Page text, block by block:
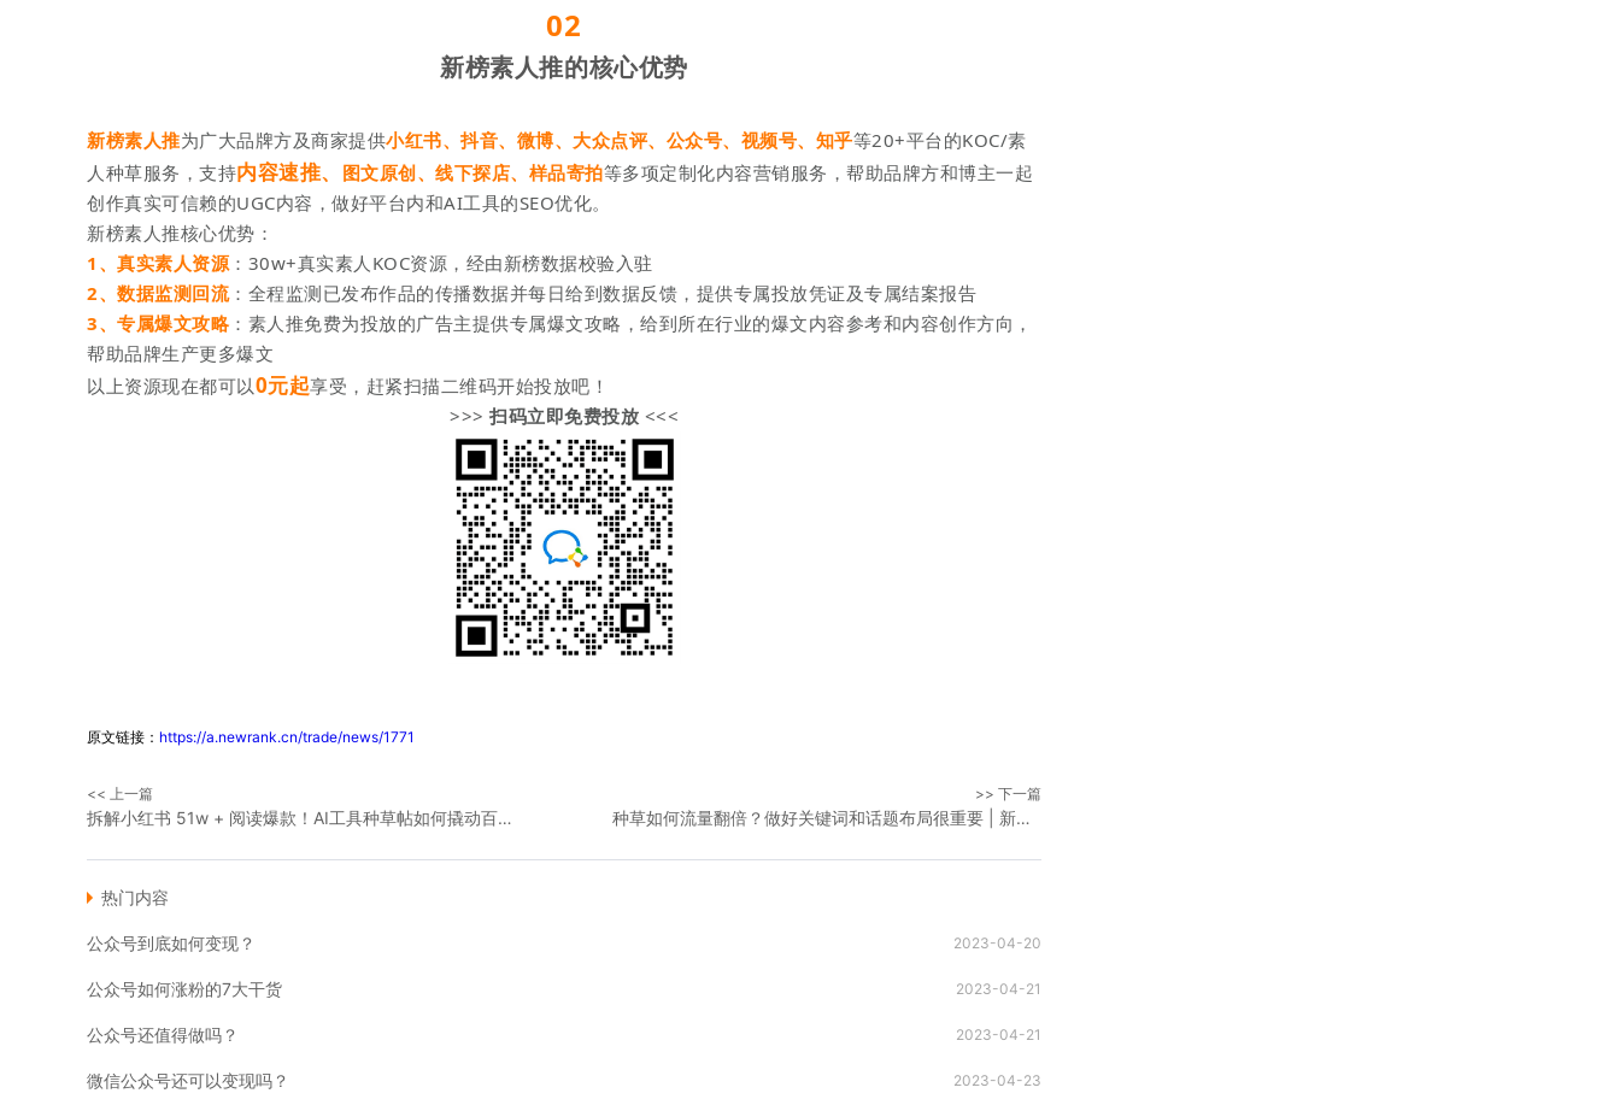
02
新榜素人推的核心优势
新榜素人推为广大品牌方及商家提供小红书、抖音、微博、大众点评、公众号、视频号、知乎等20+平台的KOC/素
人种草服务，支持内容速推、 图文原创、线下探店、样品寄拍等多项定制化内容营销服务，帮助品牌方和博主一起
创作真实可信赖的UGC内容，做好平台内和AI工具的SEO优化。
新榜素人推核心优势：
1、真实素人资源：30w+真实素人KOC资源，经由新榜数据校验入驻
2、数据监测回流：全程监测已发布作品的传播数据并每日给到数据反馈，提供专属投放凭证及专属结案报告
3、专属爆文攻略 ：素人推免费为投放的广告主提供专属爆文攻略，给到所在行业的爆文内容参考和内容创作方向，
帮助品牌生产更多爆文
以上资源现在都可以0元起享受，赶紧扫描二维码开始投放吧！
>>> 扫码立即免费投放 <<<
原文链接： https://a.newrank.cn/trade/news/1771
<< 上一篇
拆解小红书 51w + 阅读爆款！AI工具种草帖如何撬动百万曝光
>> 下一篇
种草如何流量翻倍？做好关键词和话题布局很重要 | 新榜素人推
热门内容
公众号到底如何变现？ 2023-04-20
公众号如何涨粉的7大干货 2023-04-21
公众号还值得做吗？ 2023-04-21
微信公众号还可以变现吗？ 2023-04-23